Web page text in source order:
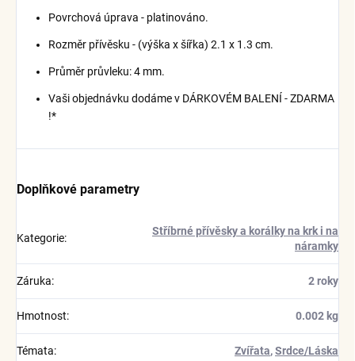
Povrchová úprava - platinováno.
Rozměr přívěsku - (výška x šířka) 2.1 x 1.3 cm.
Průměr průvleku: 4 mm.
Vaši objednávku dodáme v DÁRKOVÉM BALENÍ - ZDARMA
!*
Doplňkové parametry
Kategorie:
Stříbrné přívěsky a korálky na krk i na
náramky
Záruka: 2 roky
Hmotnost: 0.002 kg
Témata: Zvířata,Srdce/Láska